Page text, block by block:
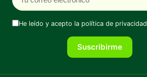
He leído y acepto la política de privacidad
Suscribirme